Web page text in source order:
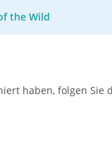
the Wild
haben, folgen